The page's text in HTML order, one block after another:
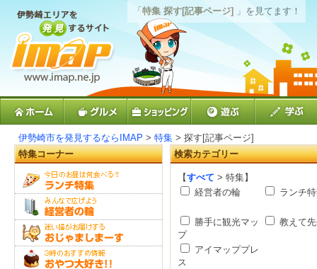
「特集 探す[記事ページ] 」を見てます！
伊勢崎市を発見するならIMAP > 特集 > 探す[記事ページ]
検索カテゴリー
【すべて > 特集】
経営者の輪
ランチ
勝手に観光マッ
プ
教えて
アイマッププレ
ス
特集コーナー